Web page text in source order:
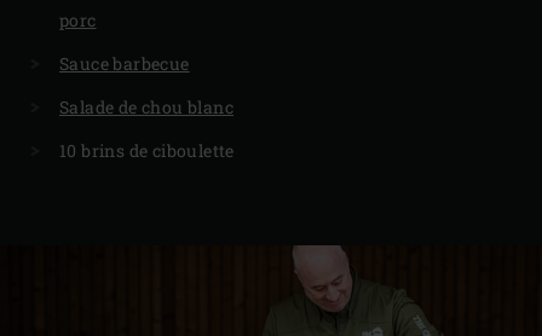
porc
Sauce barbecue
Salade de chou blanc
10 brins de ciboulette